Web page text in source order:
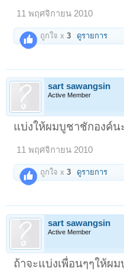
11 พฤศจิกายน 2010
ถูกใจ x3 ดูรายการ
sart sawangsin
Active Member
แบ่งให้ผมบูชาชักองค์น
11 พฤศจิกายน 2010
ถูกใจ x3 ดูรายการ
sart sawangsin
Active Member
ถ้าจะแบ่งเพื่อนๆๆให้ผ